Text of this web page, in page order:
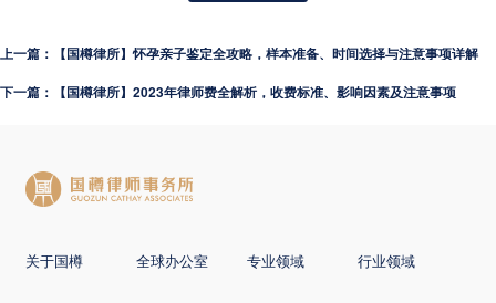
上一篇：【国樽律所】怀孕亲子鉴定全攻略，样本准备、时间选择与注意事项详解
下一篇：【国樽律所】2023年律师费全解析，收费标准、影响因素及注意事项
关于国樽 全球办公室 专业领域 行业领域